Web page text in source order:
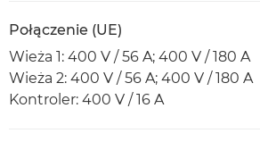
Połączenie (UE)
Wieża 1: 400 V / 56 A; 400 V / 180 A
Wieża 2: 400 V / 56 A; 400 V / 180 A
Kontroler: 400 V / 16 A